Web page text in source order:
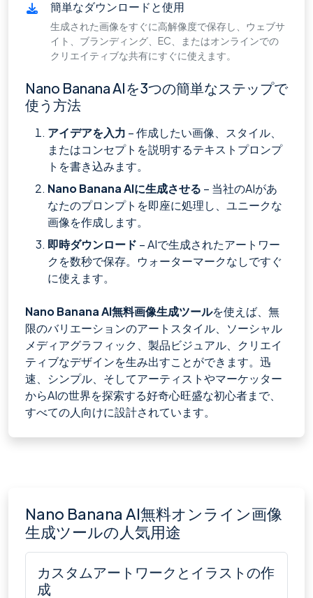
簡単なダウンロードと使用
生成された画像をすぐに高解像度で保存し、ウェブサ
イト、ブランディング、EC、またはオンラインでの
クリエイティブな共有にすぐに使えます。
Nano Banana AIを3つの簡単なステップで
使う方法
アイデアを入力 – 作成したい画像、スタイル、
またはコンセプトを説明するテキストプロンプ
トを書き込みます。
Nano Banana AIに生成させる – 当社のAIがあ
なたのプロンプトを即座に処理し、ユニークな
画像を作成します。
即時ダウンロード – AIで生成されたアートワー
クを数秒で保存。ウォーターマークなしですぐ
に使えます。
Nano Banana AI無料画像生成ツールを使えば、無
限のバリエーションのアートスタイル、ソーシャル
メディアグラフィック、製品ビジュアル、クリエイ
ティブなデザインを生み出すことができます。迅
速、シンプル、そしてアーティストやマーケッター
からAIの世界を探索する好奇心旺盛な初心者まで、
すべての人向けに設計されています。
Nano Banana AI無料オンライン画像
生成ツールの人気用途
カスタムアートワークとイラストの作
成